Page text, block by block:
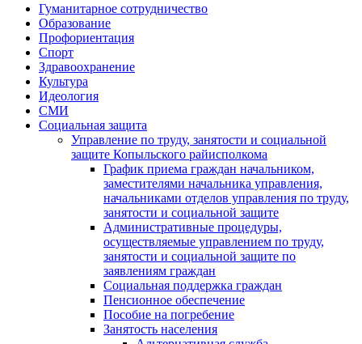
Гуманитарное сотрудничество
Образование
Профориентация
Спорт
Здравоохранение
Культура
Идеология
СМИ
Социальная защита
Управление по труду, занятости и социальной
защите Копыльского райисполкома
График приема граждан начальником,
заместителями начальника управления,
начальниками отделов управления по труду,
занятости и социальной защите
Административные процедуры,
осуществляемые управлением по труду,
занятости и социальной защите по
заявлениям граждан
Социальная поддержка граждан
Пенсионное обеспечение
Пособие на погребение
Занятость населения